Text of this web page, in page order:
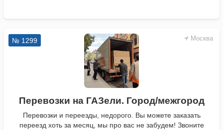
Москва
№ 1299
Перевозки на ГАЗели. Город/межгород
Перевозки и переезды, недорого. Вы можете заказать
переезд хоть за месяц, мы про вас не забудем! Звоните